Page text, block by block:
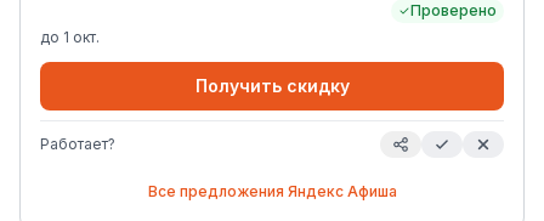
Проверено
до 1 окт.
Получить скидку
Работает?
Все предложения Яндекс Афиша